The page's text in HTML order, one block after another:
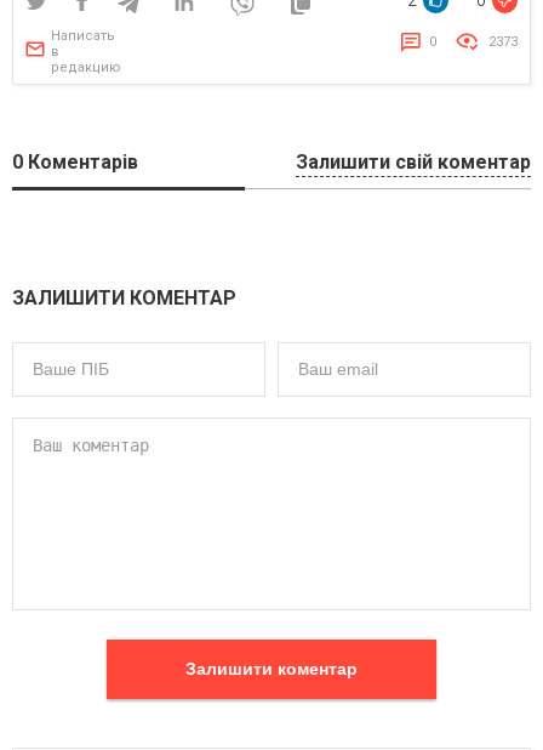
Написать
в
редакцию
0 2373
0 Коментарів Залишити свій коментар
ЗАЛИШИТИ КОМЕНТАР
Залишити коментар